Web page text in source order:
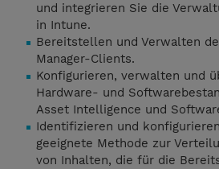
und integrieren Sie die
in Intune.
Bereitstellen und Verwalten
Manager-Clients.
Konfigurieren, verwalten und
Hardware- und
Asset Intelligence und
Identifizieren und
geeignete Methode zur
von Inhalten, die für die